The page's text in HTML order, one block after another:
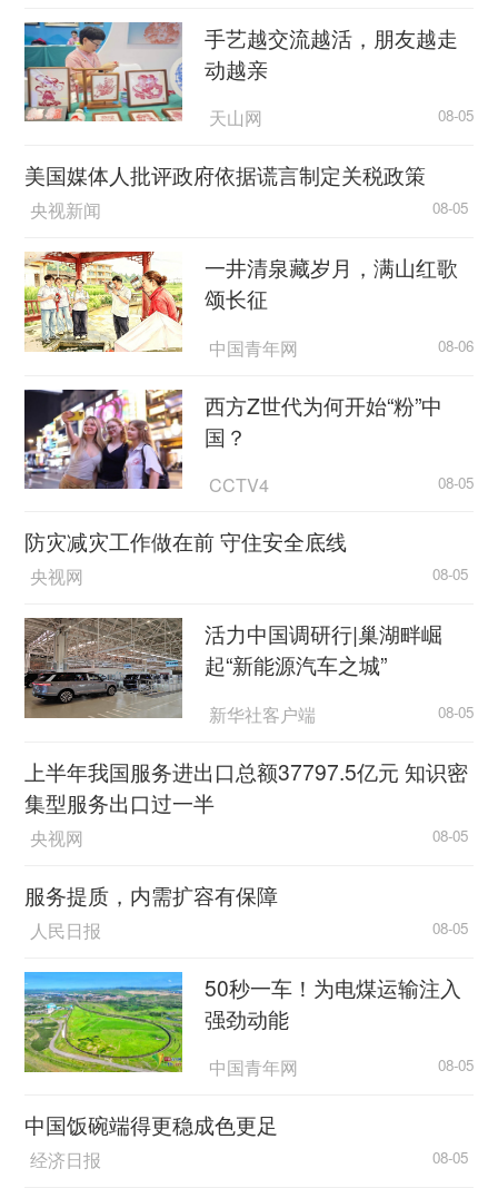
手艺越交流越活，朋友越走
动越亲
天山网 08-05
美国媒体人批评政府依据谎言制定关税政策
央视新闻 08-05
一井清泉藏岁月，满山红歌
颂长征
中国青年网 08-06
西方Z世代为何开始“粉”中
国？
CCTV4 08-05
防灾减灾工作做在前 守住安全底线
央视网 08-05
活力中国调研行|巢湖畔崛
起“新能源汽车之城”
新华社客户端 08-05
上半年我国服务进出口总额37797.5亿元 知识密
集型服务出口过一半
央视网 08-05
服务提质，内需扩容有保障
人民日报 08-05
50秒一车！为电煤运输注入
强劲动能
中国青年网 08-05
中国饭碗端得更稳成色更足
经济日报 08-05